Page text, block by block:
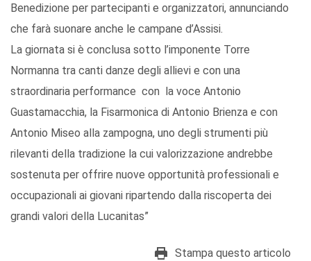
Benedizione per partecipanti e organizzatori, annunciando
che farà suonare anche le campane d’Assisi.
La giornata si è conclusa sotto l’imponente Torre
Normanna tra canti danze degli allievi e con una
straordinaria performance con la voce Antonio
Guastamacchia, la Fisarmonica di Antonio Brienza e con
Antonio Miseo alla zampogna, uno degli strumenti più
rilevanti della tradizione la cui valorizzazione andrebbe
sostenuta per offrire nuove opportunità professionali e
occupazionali ai giovani ripartendo dalla riscoperta dei
grandi valori della Lucanitas”
Stampa questo articolo